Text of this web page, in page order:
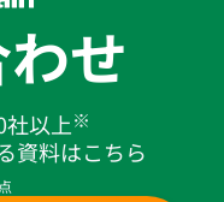
せ
以上※
資料はこちら